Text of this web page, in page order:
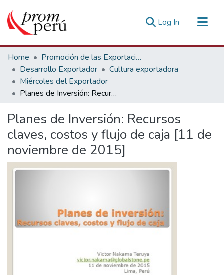
Log In (current)
Communities & Collections
All of DSpace
Statistics
Estadísticas Externas
Home
Promoción de las Exportaciones
Desarrollo Exportador
Cultura exportadora
Miércoles del Exportador
Planes de Inversión: Recursos claves, costos y flujo de caja [11 de noviembre de 2015]
Planes de Inversión: Recursos
claves, costos y flujo de caja [11 de
noviembre de 2015]